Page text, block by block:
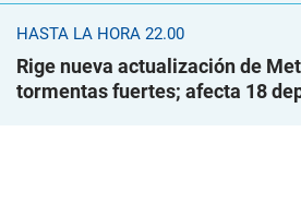
HASTA LA HORA 22.00
Rige nueva actualización de
tormentas fuertes; afecta 18